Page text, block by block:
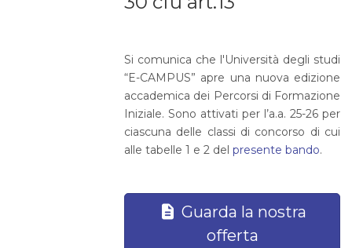
Si comunica che l'Università degli studi
“E-CAMPUS” apre una nuova edizione
accademica dei Percorsi di Formazione
Iniziale. Sono attivati per l’a.a. 25-26 per
ciascuna delle classi di concorso di cui
alle tabelle 1 e 2 del presente bando.
Guarda la nostra
offerta